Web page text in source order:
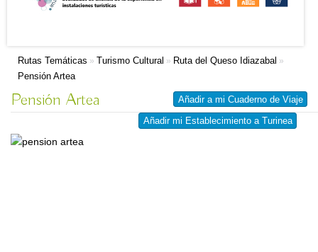
Rutas Temáticas » Turismo Cultural » Ruta del Queso Idiazabal »
Pensión Artea
Añadir a mi Cuaderno de Viaje
Añadir mi Establecimiento a Turinea
Pensión Artea